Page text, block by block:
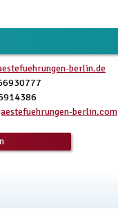
berlin.de
berlin.com